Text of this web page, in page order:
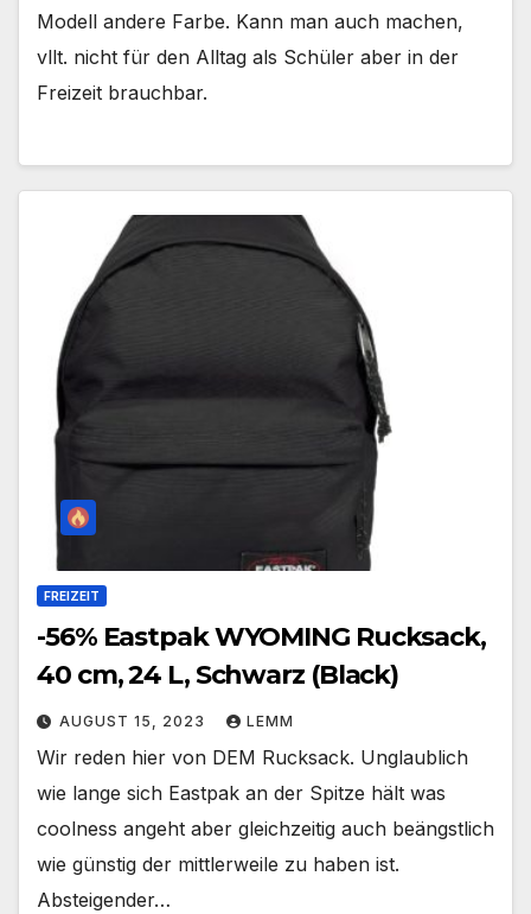
Modell andere Farbe. Kann man auch machen,
vllt. nicht für den Alltag als Schüler aber in der
Freizeit brauchbar.
FREIZEIT
-56% Eastpak WYOMING Rucksack,
40 cm, 24 L, Schwarz (Black)
AUGUST 15, 2023 LEMM
Wir reden hier von DEM Rucksack. Unglaublich
wie lange sich Eastpak an der Spitze hält was
coolness angeht aber gleichzeitig auch beängstlich
wie günstig der mittlerweile zu haben ist.
Absteigender…